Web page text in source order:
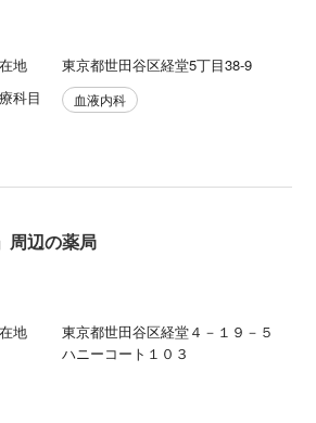
地
東京都世田谷区経堂5丁目38-9
科目
血液内科
周辺の薬局
地
東京都世田谷区経堂４－１９－５
ハニーコート１０３